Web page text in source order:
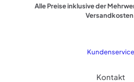
Alle Preise inklusive der
Kundenservice
Kontakt